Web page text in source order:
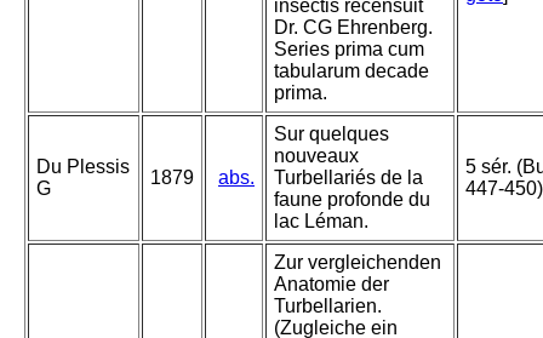
insectis recensuit
Dr. CG Ehrenberg.
Series prima cum
tabularum decade
prima.
Du Plessis
G
1879 abs.
Sur quelques
nouveaux
Turbellariés de la
faune profonde du
lac Léman.
5 sér.
447-450)
Zur vergleichenden
Anatomie der
Turbellarien.
(Zugleiche ein